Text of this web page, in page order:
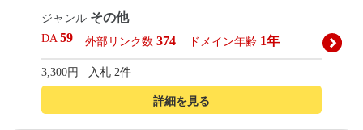
詳細を見る
ジャンル その他
DA59 外部リンク数 374 ドメイン年齢 1年
3,300円 入札 2件